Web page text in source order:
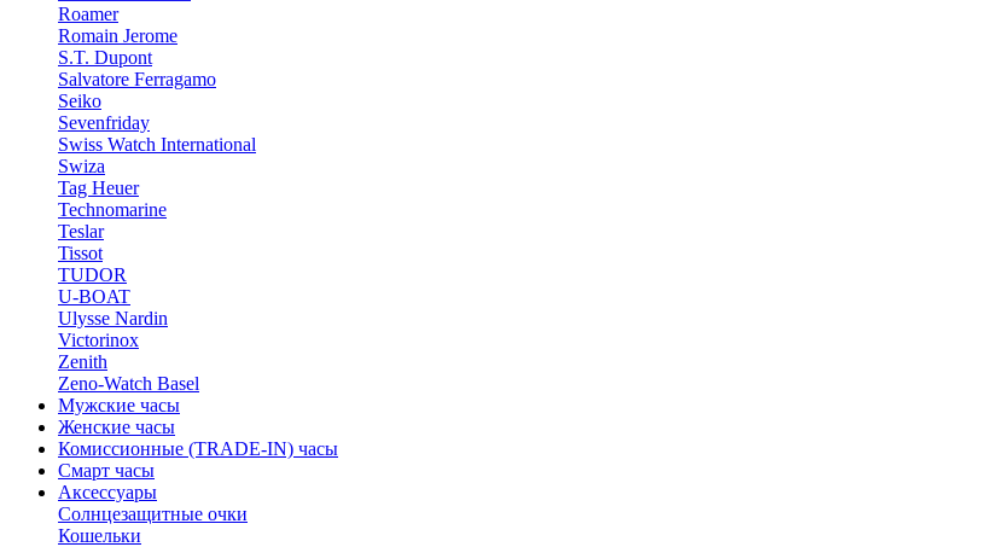
Roamer
Romain Jerome
S.T. Dupont
Salvatore Ferragamo
Seiko
Sevenfriday
Swiss Watch International
Swiza
Tag Heuer
Technomarine
Teslar
Tissot
TUDOR
U-BOAT
Ulysse Nardin
Victorinox
Zenith
Zeno-Watch Basel
Мужские часы
Женские часы
Комиссионные (TRADE-IN) часы
Смарт часы
Аксессуары
Солнцезащитные очки
Кошельки